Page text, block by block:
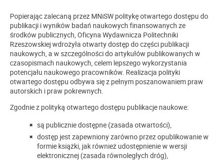
Popierając zalecaną przez MNiSW politykę otwartego dostępu do
publikacji i wyników badań naukowych finansowanych ze
środków publicznych, Oficyna Wydawnicza Politechniki
Rzeszowskiej wdrożyła otwarty dostęp do części publikacji
naukowych, a w szczególności do artykułów publikowanych w
czasopismach naukowych, celem lepszego wykorzystania
potencjału naukowego pracowników. Realizacja polityki
otwartego dostępu odbywa się z pełnym poszanowaniem praw
autorskich i praw pokrewnych.
Zgodnie z polityką otwartego dostępu publikacje naukowe:
są publicznie dostępne (zasada otwartości),
dostęp jest zapewniony zarówno przez opublikowanie w
formie książki, jak również udostępnienie w wersji
elektronicznej (zasada równoległych dróg),